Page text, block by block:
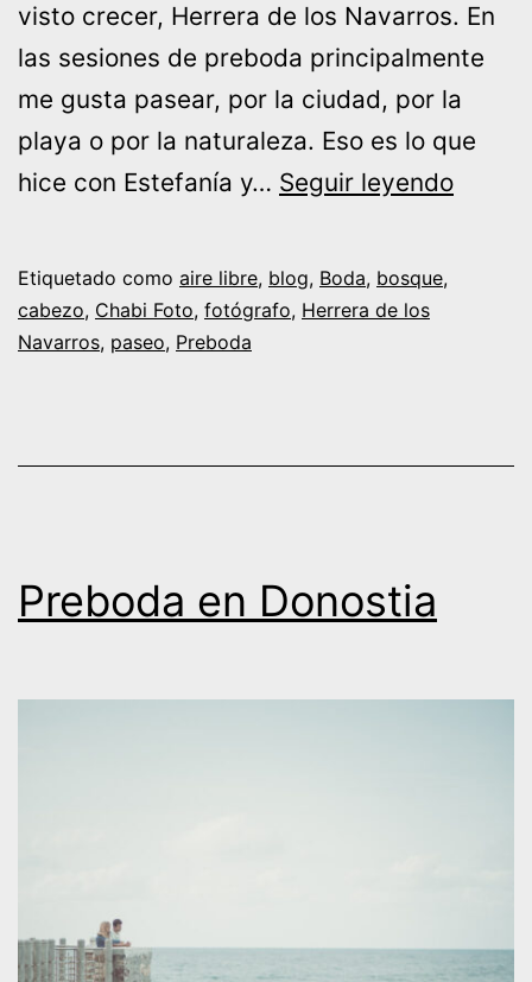
visto crecer, Herrera de los Navarros. En
las sesiones de preboda principalmente
me gusta pasear, por la ciudad, por la
playa o por la naturaleza. Eso es lo que
hice con Estefanía y… Seguir leyendoPre-
y
Etiquetado como aire libre, blog, Boda, bosque,
cabezo, Chabi Foto, fotógrafo, Herrera de los
Navarros, paseo, Preboda
Preboda en Donostia